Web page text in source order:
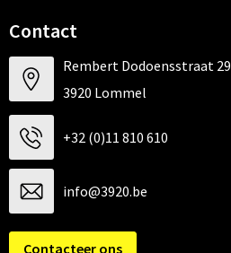
Contact
Rembert Dodoensstraat 29
3920 Lommel
+32 (0)11 810 610
info@3920.be
Contacteer ons